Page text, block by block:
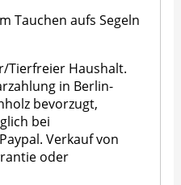
Tauchen aufs Segeln
Tierfreier Haushalt.
in Berlin-
bevorzugt,
bei
Verkauf von
oder